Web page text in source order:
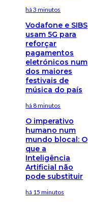
há 3 minutos
Vodafone e SIBS
usam 5G para
reforçar
pagamentos
eletrónicos num
dos maiores
festivais de
música do país
há 8 minutos
O imperativo
humano num
mundo blocal: O
que a
Inteligência
Artificial não
pode substituir
há 15 minutos